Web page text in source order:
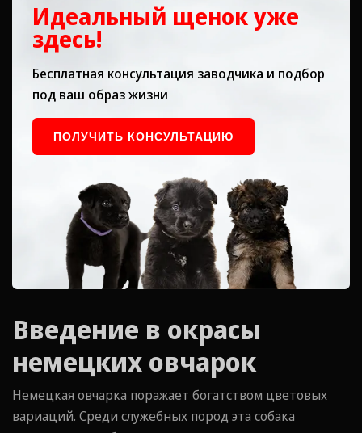
Идеальный щенок уже
здесь!
Бесплатная консультация заводчика и подбор
под ваш образ жизни
ПОЛУЧИТЬ КОНСУЛЬТАЦИЮ
Введение в окрасы
немецких овчарок
Немецкая овчарка поражает богатством цветовых
вариаций. Среди служебных пород эта собака